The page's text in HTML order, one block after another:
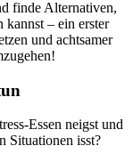
finde Alternativen,
kannst – ein erster
und achtsamer
Essen neigst und
Situationen isst?